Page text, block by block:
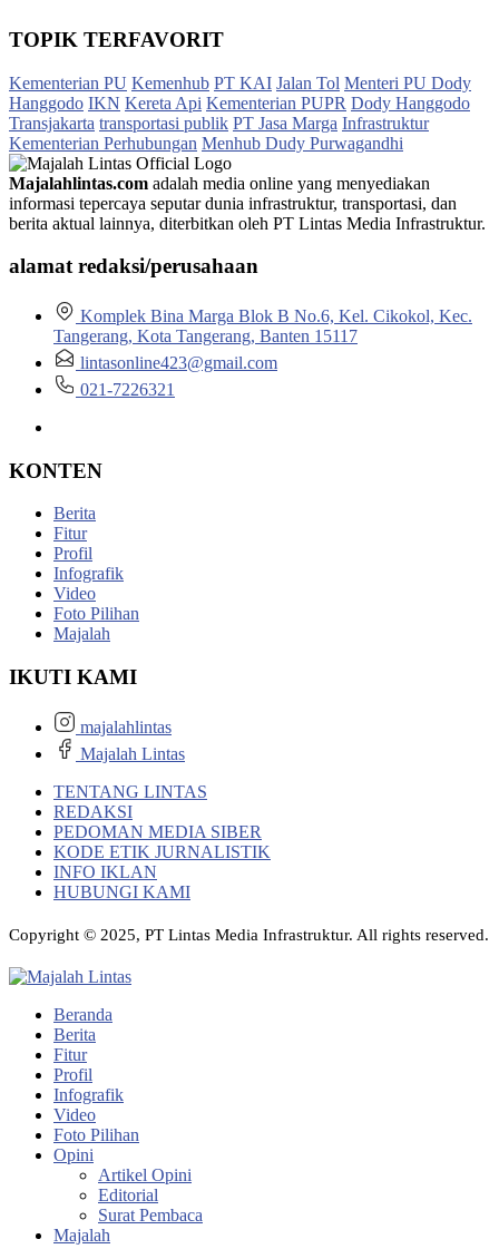
TOPIK TERFAVORIT
Kementerian PU Kemenhub PT KAI Jalan Tol Menteri PU Dody
Hanggodo IKN Kereta Api Kementerian PUPR Dody Hanggodo
Transjakarta transportasi publik PT Jasa Marga Infrastruktur
Kementerian Perhubungan Menhub Dudy Purwagandhi
Majalahlintas.com adalah media online yang menyediakan
informasi tepercaya seputar dunia infrastruktur, transportasi, dan
berita aktual lainnya, diterbitkan oleh PT Lintas Media Infrastruktur.
alamat redaksi/perusahaan
Komplek Bina Marga Blok B No.6, Kel. Cikokol, Kec.
Tangerang, Kota Tangerang, Banten 15117
lintasonline423@gmail.com
021-7226321
KONTEN
Berita
Fitur
Profil
Infografik
Video
Foto Pilihan
Majalah
IKUTI KAMI
majalahlintas
Majalah Lintas
TENTANG LINTAS
REDAKSI
PEDOMAN MEDIA SIBER
KODE ETIK JURNALISTIK
INFO IKLAN
HUBUNGI KAMI
Copyright © 2025, PT Lintas Media Infrastruktur. All rights reserved.
Beranda
Berita
Fitur
Profil
Infografik
Video
Foto Pilihan
Opini
Artikel Opini
Editorial
Surat Pembaca
Majalah